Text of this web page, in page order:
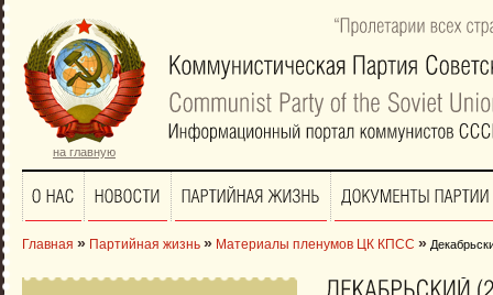
на главную
“Пролетарии всех
Главная » Партийная жизнь » Материалы пленумов ЦК КПСС »